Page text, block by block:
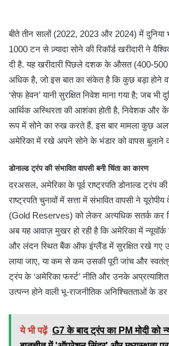
बीते तीन सालों (2022, 2023 और 2024) में दुनिया
1000 टन से ज़्यादा सोने की रिकॉर्ड खरीदारी ने
दी है. यह खरीदारी पिछले दशक के औसत (400-500
अधिक है, जो इस बात का संकेत है कि कुछ बड़ा होने
‘सेफ हेवन’ यानी सुरक्षित निवेश माना गया है; जब भी
आर्थिक अस्थिरता की आशंका होती है, निवेशक और
रूप में सोने का रुख करते हैं. इस बार मामला कुछ अलग
अमेरिका में रखे अपने सोने के भंडार को वापस बुलाने
डोनाल्ड ट्रंप की संभावित वापसी बनी चिंता का कारण
दरअसल, अमेरिका के पूर्व राष्ट्रपति डोनाल्ड ट्रंप
राष्ट्रपति चुनावों में सत्ता में संभावित वापसी ने
(Gold Reserves) को लेकर अत्यधिक सतर्क कर
अब यह आवाज़ मुखर हो रही है कि अमेरिका में
और लंदन स्थित बैंक ऑफ इंग्लैंड में सुरक्षित रखे गए
लाया जाए, या कम से कम उसकी पूरी जांच और
ट्रंप के ‘अमेरिका फर्स्ट’ नीति और उनके
उत्पन्न होने वाली भू-राजनीतिक अनिश्चितताओं के
ये भी पढ़ें G7 के बाद ट्रंप का PM मोदी को